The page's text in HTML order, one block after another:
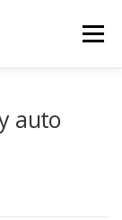
Menu
auto